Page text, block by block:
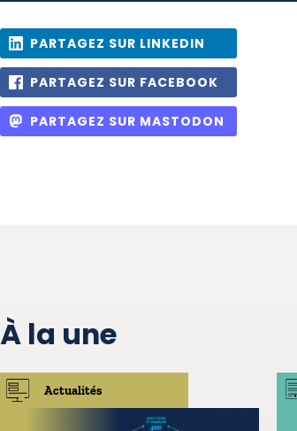
PARTAGEZ SUR LINKEDIN
PARTAGEZ SUR FACEBOOK
PARTAGEZ SUR MASTODON
À la une
Actualités